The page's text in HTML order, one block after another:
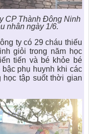
CP Thành Đông Ninh
nhân ngày 1/6.
ty có 29 cháu thiếu
giỏi trong năm học
tiến và bé khỏe bé
phụ huynh khi các
tập suốt thời gian